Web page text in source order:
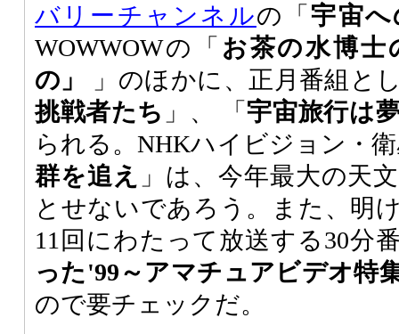
バリーチャンネルの「宇宙
WOWWOWの「 お茶の水博士
の」
」のほかに、正月番組と
挑戦者たち 」、 「宇宙旅行は
られる。NHKハイビジョン・
群を追え
」は、今年最大の天
とせないであろう。また、明
11回にわたって放送する30分
った'99～アマチュアビデオ特
ので要チェックだ。